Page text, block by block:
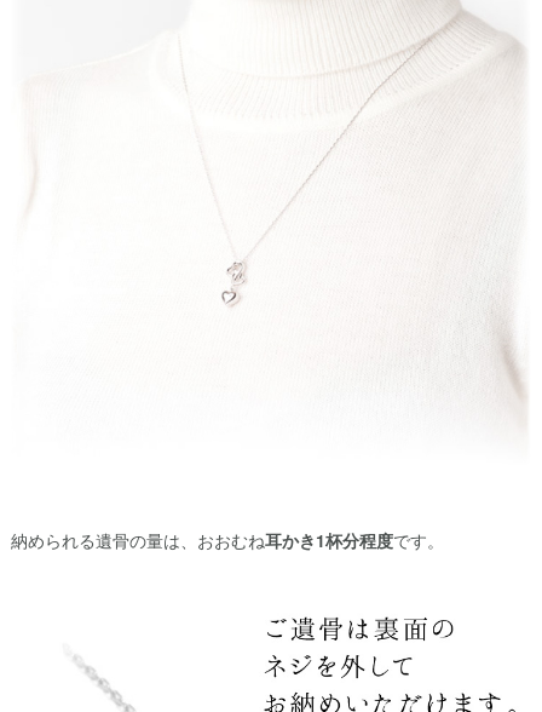
納められる遺骨の量は、おおむね耳かき1杯分程度です。